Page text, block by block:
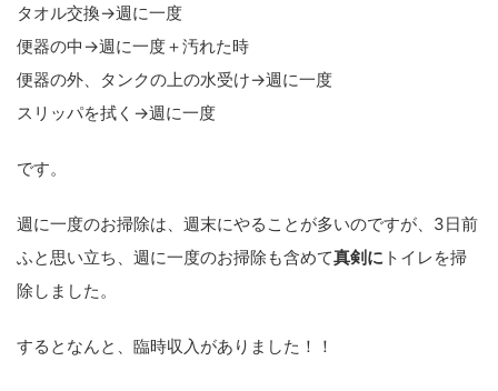
タオル交換→週に一度
便器の中→週に一度＋汚れた時
便器の外、タンクの上の水受け→週に一度
スリッパを拭く→週に一度
です。
週に一度のお掃除は、週末にやることが多いのですが、3日前
ふと思い立ち、週に一度のお掃除も含めて真剣に トイレを掃
除しました。
するとなんと、臨時収入がありました！！